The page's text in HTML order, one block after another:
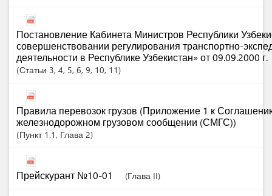
Постановление Кабинета Министров Республики
совершенствовании регулирования транспортно-
деятельности в Республике Узбекистан» от 09.09.2000 г.
Статьи 3, 4, 5, 6, 9, 10, 11
Правила перевозок грузов (Приложение 1 к
железнодорожном грузовом сообщении (СМГС))
Пункт 1.1 , Глава 2
Прейскурант №10-01 (Глава II)